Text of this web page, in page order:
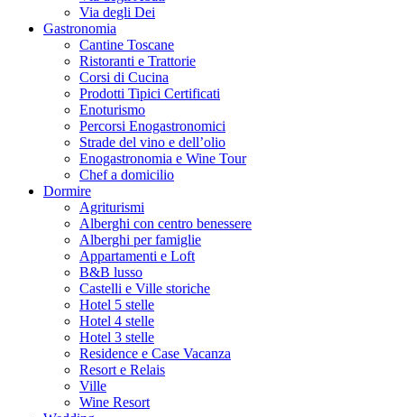
Via degli Dei
Gastronomia
Cantine Toscane
Ristoranti e Trattorie
Corsi di Cucina
Prodotti Tipici Certificati
Enoturismo
Percorsi Enogastronomici
Strade del vino e dell’olio
Enogastronomia e Wine Tour
Chef a domicilio
Dormire
Agriturismi
Alberghi con centro benessere
Alberghi per famiglie
Appartamenti e Loft
B&B lusso
Castelli e Ville storiche
Hotel 5 stelle
Hotel 4 stelle
Hotel 3 stelle
Residence e Case Vacanza
Resort e Relais
Ville
Wine Resort